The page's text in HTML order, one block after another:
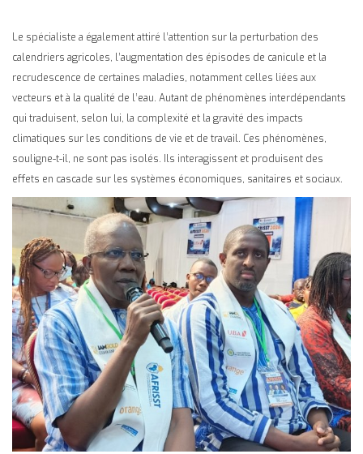
Le spécialiste a également attiré l’attention sur la perturbation des
calendriers agricoles, l’augmentation des épisodes de canicule et la
recrudescence de certaines maladies, notamment celles liées aux
vecteurs et à la qualité de l’eau. Autant de phénomènes interdépendants
qui traduisent, selon lui, la complexité et la gravité des impacts
climatiques sur les conditions de vie et de travail. Ces phénomènes,
souligne-t-il, ne sont pas isolés. Ils interagissent et produisent des
effets en cascade sur les systèmes économiques, sanitaires et sociaux.